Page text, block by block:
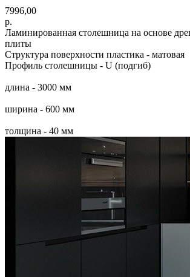
7996,00
р.
Ламинированная столешница на основе
плиты
Структура поверхности пластика - матовая
Профиль столешницы - U (подгиб)
длина - 3000 мм
ширина - 600 мм
толщина - 40 мм